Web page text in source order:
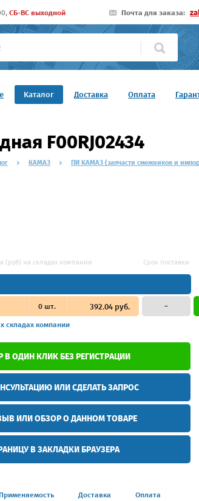
СБ-ВС выходной Почта для заказа:
Каталог Доставка Оплата
F00RJ02434
КАМАЗ ПИ КАМАЗ (запчасти смежников и
(руб) на складах компании Срок поставки
0шт. 392.04 руб.
складах компании
–
В ОДИН КЛИК БЕЗ РЕГИСТРАЦИИ
ИЛИ СДЕЛАТЬ ЗАПРОС
ИЛИ ОБЗОР О ДАННОМ ТОВАРЕ
В ЗАКЛАДКИ БРАУЗЕРА
Применяемость Доставка Оплата